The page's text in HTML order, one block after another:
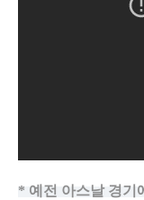
* 예전 아스날 경기